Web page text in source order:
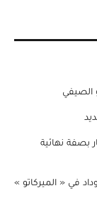
الصيفي
بصفة نهائية
في « الميركاتو »